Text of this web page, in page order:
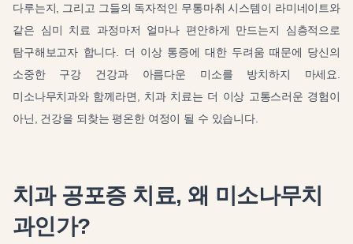
다루는지, 그리고 그들의 독자적인 무통마취 시스템이 라미네이트와
같은 심미 치료 과정마저 얼마나 편안하게 만드는지 심층적으로
탐구해보고자 합니다. 더 이상 통증에 대한 두려움 때문에 당신의
소중한 구강 건강과 아름다운 미소를 방치하지 마세요.
미소나무치과와 함께라면, 치과 치료는 더 이상 고통스러운 경험이
아닌, 건강을 되찾는 평온한 여정이 될 수 있습니다.
치과 공포증 치료, 왜 미소나무치
과인가?